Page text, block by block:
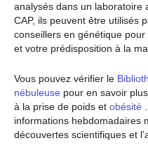
analysés dans un laboratoire
CAP, ils peuvent être utilisés
conseillers en génétique
et votre prédisposition à la
Vous pouvez vérifier le
nébuleuse pour en savoir
à la prise de poids et obésité
informations hebdomadaires
découvertes scientifiques et